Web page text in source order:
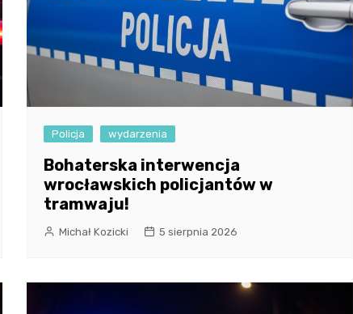
Policja wydarzenia
Bohaterska interwencja
wrocławskich policjantów w
tramwaju!
Michał Kozicki 5 sierpnia 2026